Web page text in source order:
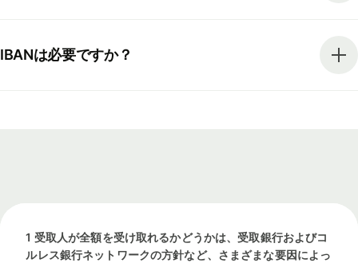
IBANは必要ですか？
1 受取人が全額を受け取れるかどうかは、受取銀行およびコ
ルレス銀行ネットワークの方針など、さまざまな要因によっ